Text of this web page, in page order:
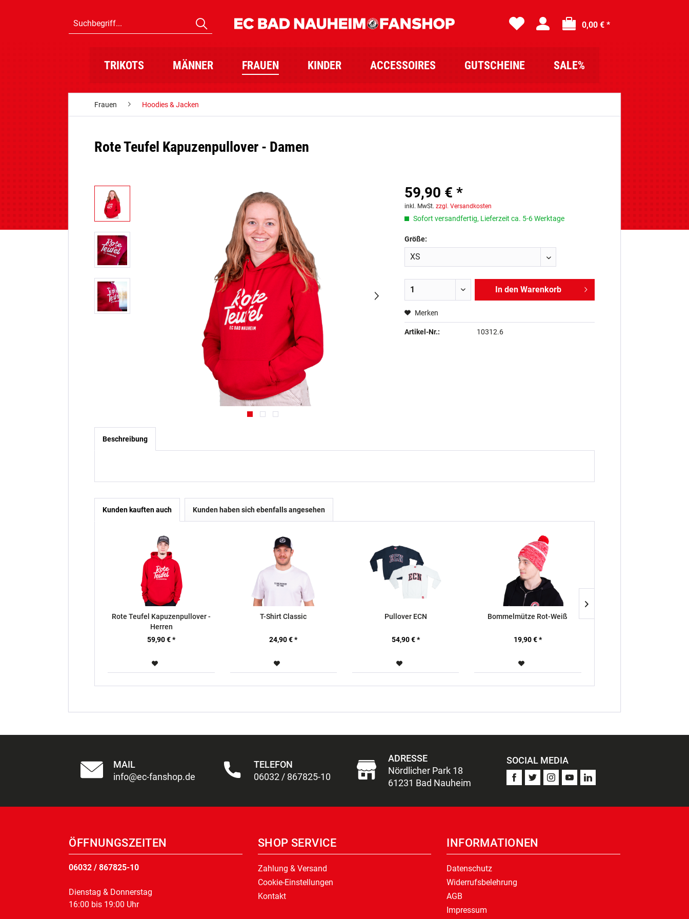
0,00 € *
TRIKOTS MÄNNER FRAUEN KINDER ACCESSOIRES GUTSCHEINE SALE%
Frauen Hoodies & Jacken
Rote Teufel Kapuzenpullover - Damen
59,90 € *
inkl. MwSt.zzgl. Versandkosten
Sofort versandfertig, Lieferzeit ca. 5-6 Werktage
Größe:
In den Warenkorb
Merken
Artikel-Nr.: 10312.6
Beschreibung
Kunden kauften auch Kunden haben sich ebenfalls angesehen
Rote Teufel Kapuzenpullover -
Herren
59,90 € *
T-Shirt Classic
24,90 € *
Pullover ECN
54,90 € *
Bommelmütze Rot-Weiß
19,90 € *
MAIL
info@ec-fanshop.de
TELEFON
06032 / 867825-10
ADRESSE
Nördlicher Park 18
61231 Bad Nauheim
SOCIAL MEDIA
ÖFFNUNGSZEITEN
06032 / 867825-10
Dienstag & Donnerstag
16:00 bis 19:00 Uhr
SHOP SERVICE
Zahlung & Versand
Cookie-Einstellungen
Kontakt
INFORMATIONEN
Datenschutz
Widerrufsbelehrung
AGB
Impressum